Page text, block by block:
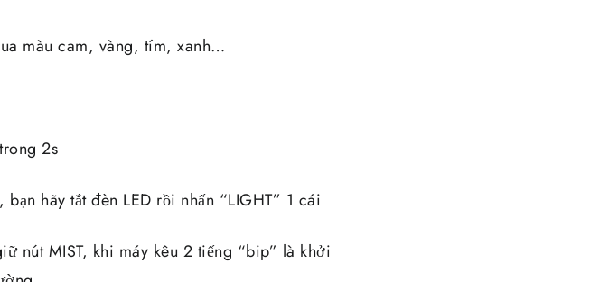
màu cam, vàng, tím, xanh…
2s
hãy tắt đèn LED rồi nhấn “LIGHT” 1 cái
nút MIST, khi máy kêu 2 tiếng “bip” là khởi